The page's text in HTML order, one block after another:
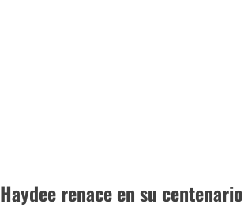
Haydee renace en su centenario